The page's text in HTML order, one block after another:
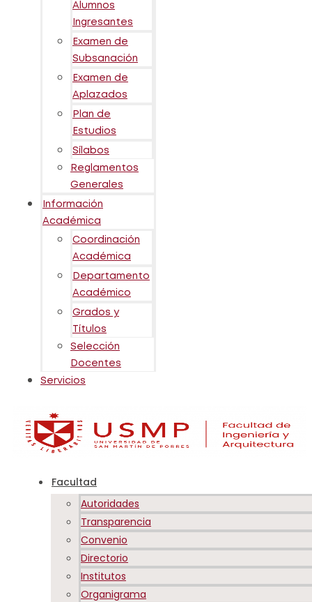
Alumnos
Ingresantes
Examen de
Subsanación
Examen de
Aplazados
Plan de
Estudios
Sílabos
Reglamentos
Generales
Información
Académica
Coordinación
Académica
Departamento
Académico
Grados y
Títulos
Selección
Docentes
Servicios
Facultad
Autoridades
Transparencia
Convenio
Directorio
Institutos
Organigrama